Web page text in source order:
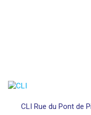
CLI Rue du Pont de